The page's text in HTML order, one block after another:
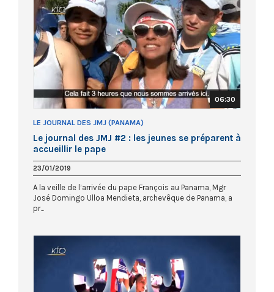
06:30
LE JOURNAL DES JMJ (PANAMA)
Le journal des JMJ #2 : les jeunes se préparent à
accueillir le pape
23/01/2019
A la veille de l’arrivée du pape François au Panama, Mgr
José Domingo Ulloa Mendieta, archevêque de Panama, a
pr...